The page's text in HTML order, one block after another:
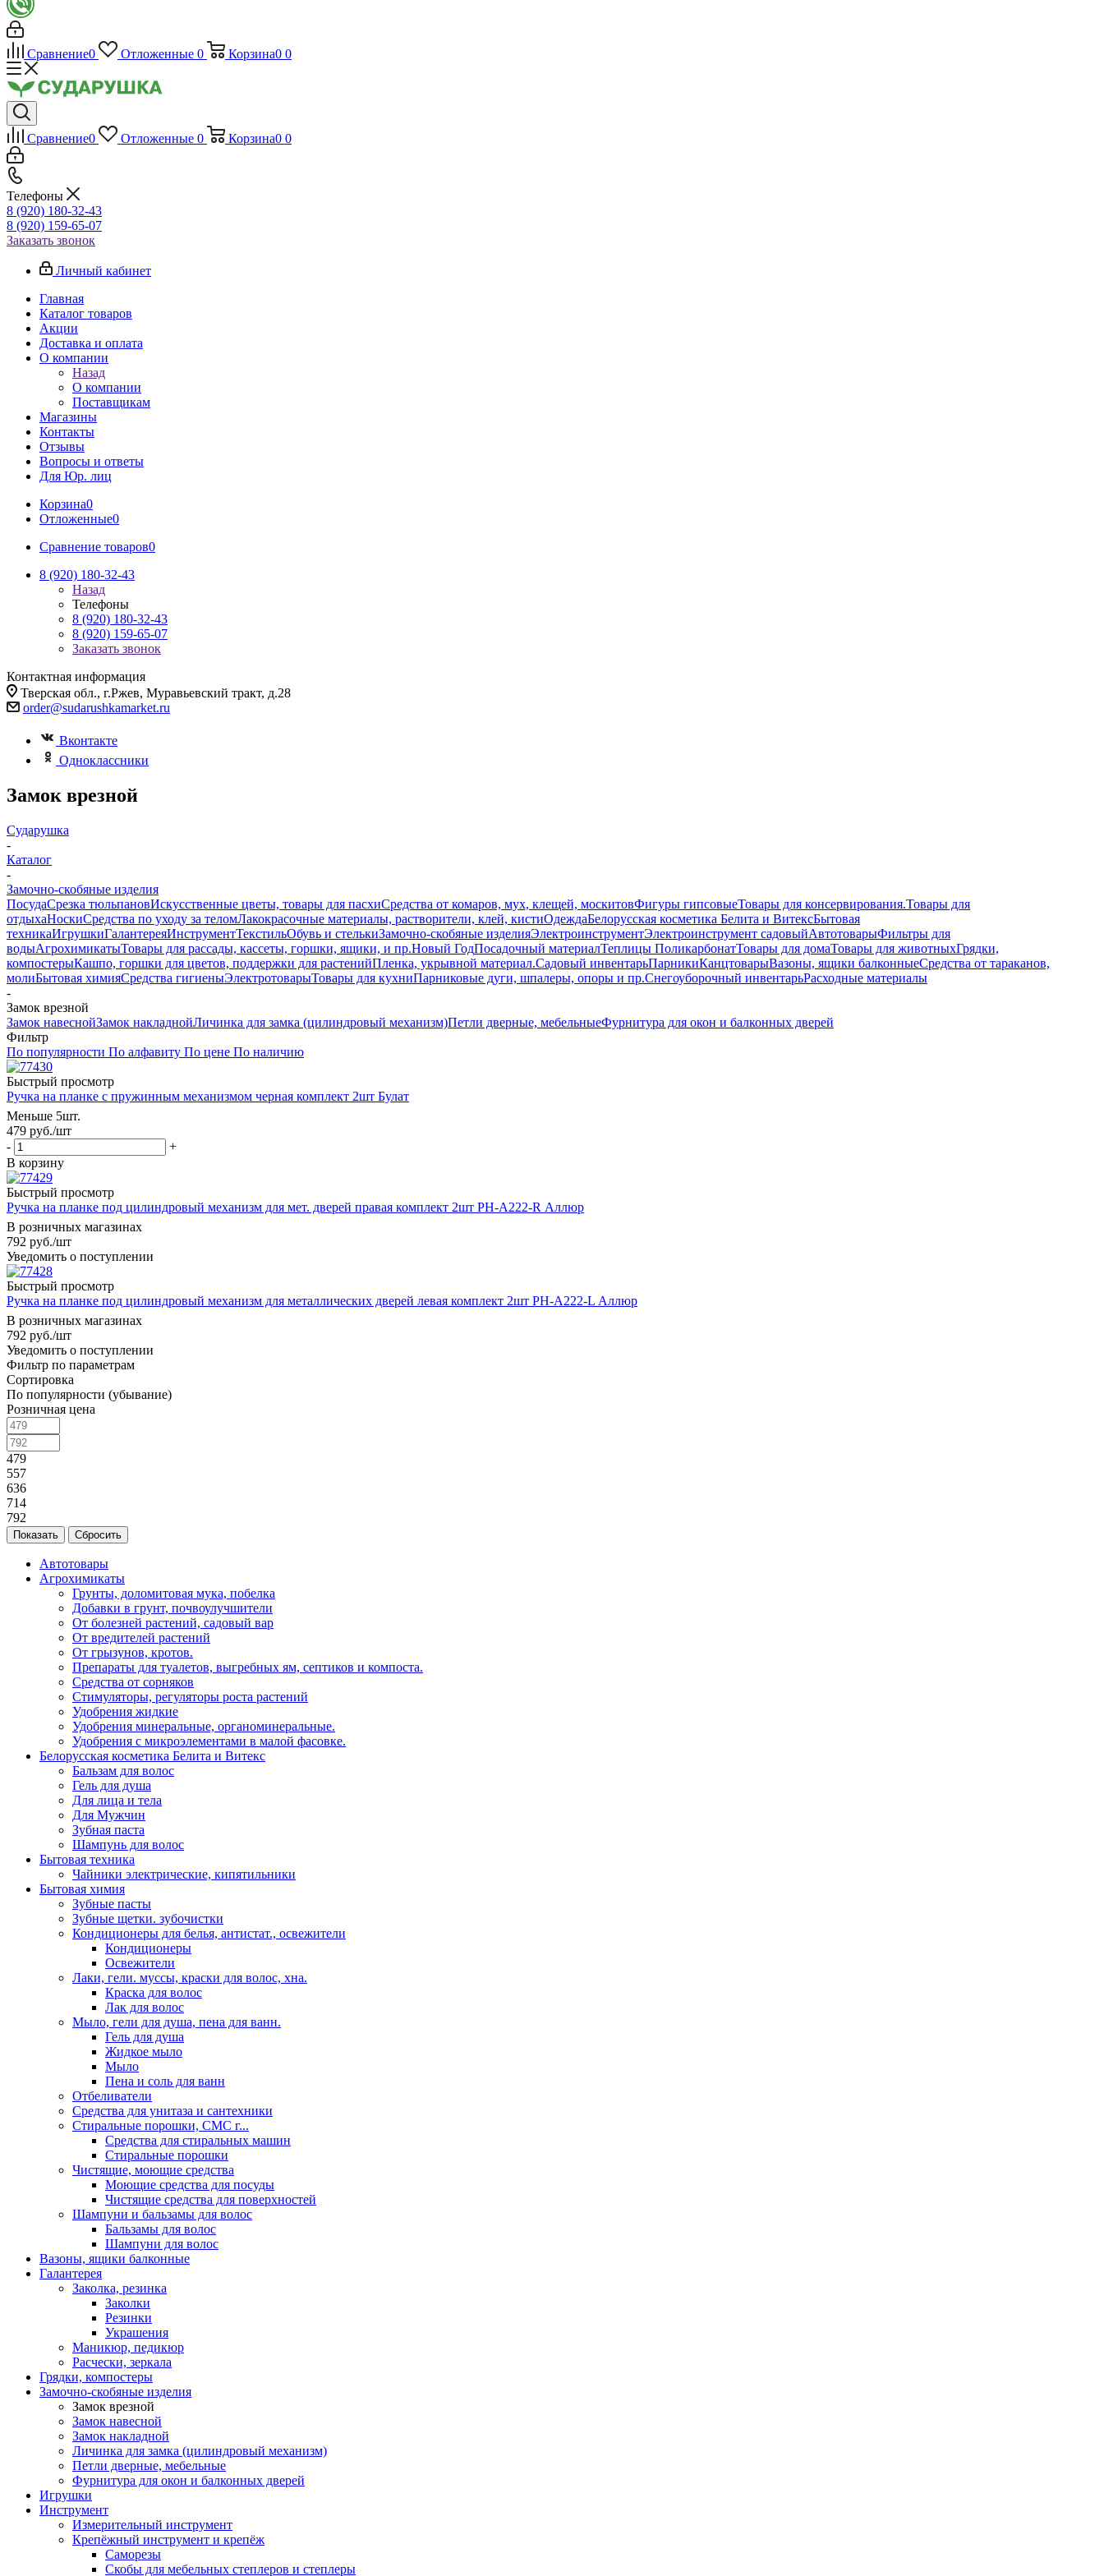
Сравнение0 Отложенные 0 Корзина0 0
Сравнение0 Отложенные 0 Корзина0 0
Телефоны
8 (920) 180-32-43
8 (920) 159-65-07
Заказать звонок
Личный кабинет
Главная
Каталог товаров
Акции
Доставка и оплата
О компании
Назад
О компании
Поставщикам
Магазины
Контакты
Отзывы
Вопросы и ответы
Для Юр. лиц
Корзина0
Отложенные0
Сравнение товаров0
8 (920) 180-32-43
Назад
Телефоны
8 (920) 180-32-43
8 (920) 159-65-07
Заказать звонок
Контактная информация
Тверская обл., г.Ржев, Муравьевский тракт, д.28
order@sudarushkamarket.ru
Вконтакте
Одноклассники
Замок врезной
Сударушка
-
Каталог
-
Замочно-скобяные изделия
ПосудаСрезка тюльпановИскусственные цветы, товары для пасхиСредства от комаров, мух, клещей, москитовФигуры гипсовыеТовары для консервирования.Товары для
отдыхаНоскиСредства по уходу за теломЛакокрасочные материалы, растворители, клей, кистиОдеждаБелорусская косметика Белита и ВитексБытовая
техникаИгрушкиГалантереяИнструментТекстильОбувь и стелькиЗамочно-скобяные изделияЭлектроинструментЭлектроинструмент садовыйАвтотоварыФильтры для
водыАгрохимикатыТовары для рассады, кассеты, горшки, ящики, и пр.Новый ГодПосадочный материалТеплицы ПоликарбонатТовары для домаТовары для животныхГрядки,
компостерыКашпо, горшки для цветов, поддержки для растенийПленка, укрывной материал.Садовый инвентарьПарникиКанцтоварыВазоны, ящики балконныеСредства от тараканов,
молиБытовая химияСредства гигиеныЭлектротоварыТовары для кухниПарниковые дуги, шпалеры, опоры и пр.Снегоуборочный инвентарьРасходные материалы
-
Замок врезной
Замок навеснойЗамок накладнойЛичинка для замка (цилиндровый механизм)Петли дверные, мебельныеФурнитура для окон и балконных дверей
Фильтр
По популярности По алфавиту По цене По наличию
Быстрый просмотр
Ручка на планке с пружинным механизмом черная комплект 2шт Булат
Меньше 5шт.
479 руб./шт
-
+
В корзину
Быстрый просмотр
Ручка на планке под цилиндровый механизм для мет. дверей правая комплект 2шт РН-А222-R Аллюр
В розничных магазинах
792 руб./шт
Уведомить о поступлении
Быстрый просмотр
Ручка на планке под цилиндровый механизм для металлических дверей левая комплект 2шт РН-А222-L Аллюр
В розничных магазинах
792 руб./шт
Уведомить о поступлении
Фильтр по параметрам
Сортировка
По популярности (убывание)
Розничная цена
479
557
636
714
792
Сбросить
Автотовары
Агрохимикаты
Грунты, доломитовая мука, побелка
Добавки в грунт, почвоулучшители
От болезней растений, садовый вар
От вредителей растений
От грызунов, кротов.
Препараты для туалетов, выгребных ям, септиков и компоста.
Средства от сорняков
Стимуляторы, регуляторы роста растений
Удобрения жидкие
Удобрения минеральные, органоминеральные.
Удобрения с микроэлементами в малой фасовке.
Белорусская косметика Белита и Витекс
Бальзам для волос
Гель для душа
Для лица и тела
Для Мужчин
Зубная паста
Шампунь для волос
Бытовая техника
Чайники электрические, кипятильники
Бытовая химия
Зубные пасты
Зубные щетки. зубочистки
Кондиционеры для белья, антистат., освежители
Кондиционеры
Освежители
Лаки, гели. муссы, краски для волос, хна.
Краска для волос
Лак для волос
Мыло, гели для душа, пена для ванн.
Гель для душа
Жидкое мыло
Мыло
Пена и соль для ванн
Отбеливатели
Средства для унитаза и сантехники
Стиральные порошки, СМС г...
Средства для стиральных машин
Стиральные порошки
Чистящие, моющие средства
Моющие средства для посуды
Чистящие средства для поверхностей
Шампуни и бальзамы для волос
Бальзамы для волос
Шампуни для волос
Вазоны, ящики балконные
Галантерея
Заколка, резинка
Заколки
Резинки
Украшения
Маникюр, педикюр
Расчески, зеркала
Грядки, компостеры
Замочно-скобяные изделия
Замок врезной
Замок навесной
Замок накладной
Личинка для замка (цилиндровый механизм)
Петли дверные, мебельные
Фурнитура для окон и балконных дверей
Игрушки
Инструмент
Измерительный инструмент
Крепёжный инструмент и крепёж
Саморезы
Скобы для мебельных степлеров и степлеры